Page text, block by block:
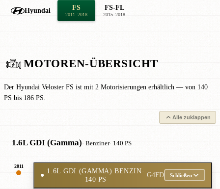
Hyundai FS
2011–2018
FS-FL
2015–2018
MOTOREN-ÜBERSICHT
Der Hyundai Veloster FS ist mit 2 Motorisierungen erhältlich — von 140
PS bis 186 PS.
Alle zuklappen
1.6L GDI (Gamma)· Benziner· 140 PS
2011
●
1.6L GDI (GAMMA) BENZIN·
140 PS
G4FD Schließen